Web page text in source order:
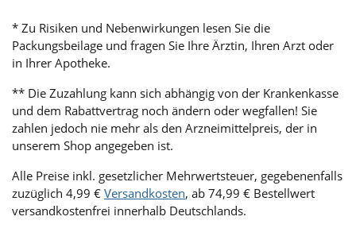
* Zu Risiken und Nebenwirkungen lesen Sie die
Packungsbeilage und fragen Sie Ihre Ärztin, Ihren Arzt oder
in Ihrer Apotheke.
** Die Zuzahlung kann sich abhängig von der Krankenkasse
und dem Rabattvertrag noch ändern oder wegfallen! Sie
zahlen jedoch nie mehr als den Arzneimittelpreis, der in
unserem Shop angegeben ist.
Alle Preise inkl. gesetzlicher Mehrwertsteuer, gegebenenfalls
zuzüglich 4,99 € Versandkosten, ab 74,99 € Bestellwert
versandkostenfrei innerhalb Deutschlands.